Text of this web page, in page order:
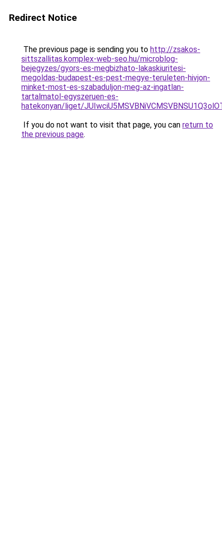
Redirect Notice
The previous page is sending you to http://zsakos-
sittszallitas.komplex-web-seo.hu/microblog-
bejegyzes/gyors-es-megbizhato-lakaskiuritesi-
megoldas-budapest-es-pest-megye-teruleten-hivjon-
minket-most-es-szabaduljon-meg-az-ingatlan-
tartalmatol-egyszeruen-es-
hatekonyan/liget/
If you do not want to visit that page, you can return to
the previous page.